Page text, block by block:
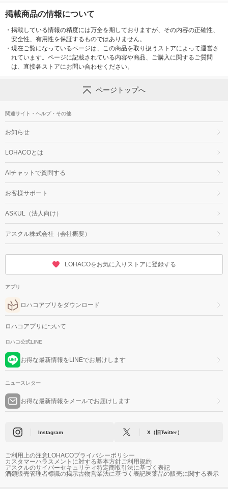
掲載商品の情報について
・ 掲載している情報の精度には万全を期しておりますが、その内容の正確性、
安全性、有用性を保証するものではありません。
・ 現在ご覧になっているページは、この商品を取り扱うストアによって運営さ
れています。ページに記載されている内容や商品、ご購入に関するご質問
は、直接各ストアにお問い合わせください。
ページトップへ
関連サイト・ヘルプ・その他
お知らせ
LOHACOとは
AIチャットで質問する
お客様サポート
ASKUL（法人向け）
アスクル株式会社（会社概要）
LOHACOをお気に入りストアに登録する
アプリ
ロハコアプリをダウンロード
ロハコアプリについて
ロハコ公式LINE
お得な最新情報をLINEでお届けします
ニュースレター
お得な最新情報をメールでお届けします
Instagram X（旧Twitter）
ご利用上の注意LOHACOプライバシーポリシー
カスタマーハラスメントに対する基本方針ご利用規約
アスクルのサイバーセキュリティ特定商取引法に基づく表記
酒類販売管理者標識の掲示古物営業法に基づく表記医薬品の販売に関する表示